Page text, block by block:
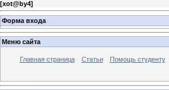
[xot@by4]
Форма входа
Меню сайта
Главная страница Статьи Помощь студенту